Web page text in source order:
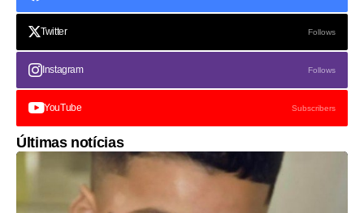
Twitter Follows
Instagram Follows
YouTube Subscribers
Últimas notícias